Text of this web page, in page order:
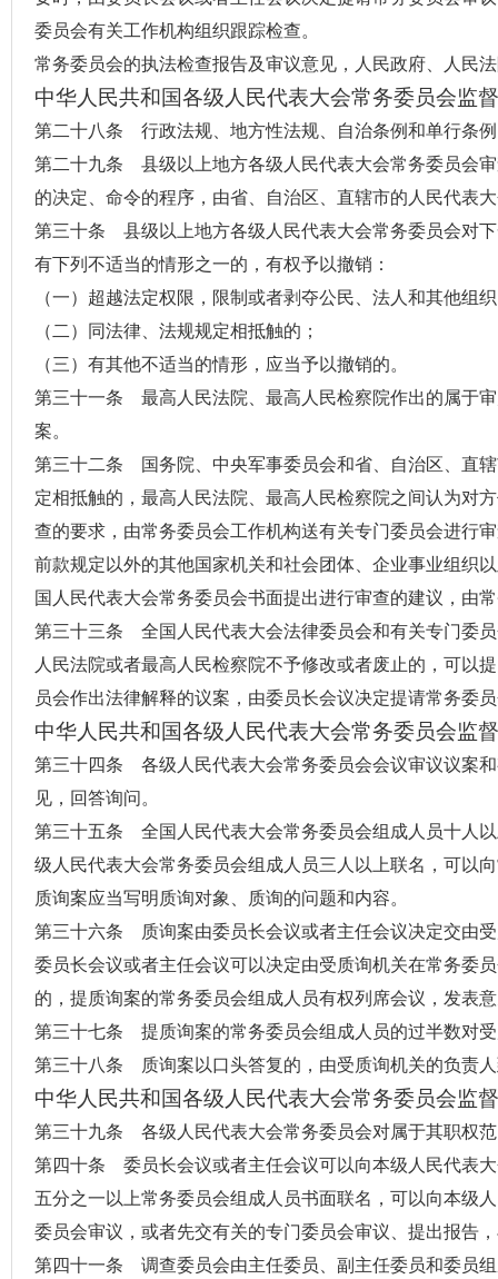
委员会有关工作机构组织跟踪检查。
常务委员会的执法检查报告及审议意见，人民政府、人民
中华人民共和国各级人民代表大会常务委员会监
第二十八条 行政法规、地方性法规、 自治条例和单行条
第二十九条 县级以上地方各级人民代表大会常务委员会
的决定、命令的程序，由省、
自治区 、直辖市的人民代表
第三十条 县级以上地方各级人民代表大会常务委员会对
有下列不适当的情形之一的，有权予以撤销：
（一）超越法定权限，限制或者剥夺公民、法人和其他组
（二）同法律、法规规定相抵触的；
（三）有其他不适当的情形，应当予以撤销的。
第三十一条 最高人民法院 、最高人民检察院作出的属于
案。
第三十二条 国务院、中央军事委员会和省、自治区、直
定相抵触的，最高人民法院、最高人民检察院之间认为对
查的要求，由常务委员会工作机构送有关专门委员会进行
前款规定以外的其他国家机关和社会团体、企业事业组织
国人民代表大会常务委员会书面提出进行审查的建议，由
第三十三条 全国人民代表大会法律委员会和有关专门委
人民法院或者最高人民检察院不予修改或者废止的，可以
员会作出法律解释的议案，由委员长会议决定提请常务委
中华人民共和国各级人民代表大会常务委员会监
第三十四条 各级人民代表大会常务委员会会议审议议案
见，回答询问。
第三十五条 全国人民代表大会常务委员会组成人员十人
级人民代表大会常务委员会组成人员三人以上联名，可以
质询案应当写明质询对象、质询的问题和内容。
第三十六条 质询案由委员长会议或者主任会议决定交由
委员长会议或者主任会议可以决定由受质询机关在常务委
的，提质询案的常务委员会组成人员有权列席会议，发表
第三十七条 提质询案的常务委员会组成人员的过半数对
第三十八条 质询案以口头答复的，由受质询机关的负责
中华人民共和国各级人民代表大会常务委员会监
第三十九条 各级人民代表大会常务委员会对属于其职权
第四十条 委员长会议或者主任会议可以向本级人民代表
五分之一以上常务委员会组成人员书面联名，可以向本级
委员会审议，或者先交有关的专门委员会审议、提出报告
第四十一条 调查委员会由主任委员、副主任委员和委员